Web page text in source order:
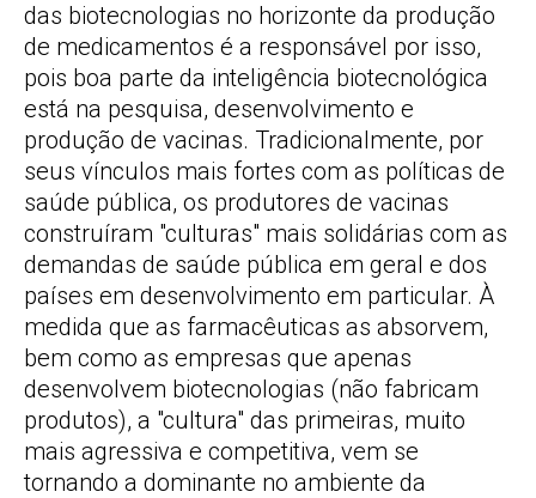
das biotecnologias no horizonte da produção
de medicamentos é a responsável por isso,
pois boa parte da inteligência biotecnológica
está na pesquisa, desenvolvimento e
produção de vacinas. Tradicionalmente, por
seus vínculos mais fortes com as políticas de
saúde pública, os produtores de vacinas
construíram "culturas" mais solidárias com as
demandas de saúde pública em geral e dos
países em desenvolvimento em particular. À
medida que as farmacêuticas as absorvem,
bem como as empresas que apenas
desenvolvem biotecnologias (não fabricam
produtos), a "cultura" das primeiras, muito
mais agressiva e competitiva, vem se
tornando a dominante no ambiente da